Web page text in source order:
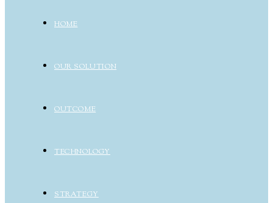
HOME
OUR SOLUTION
OUTCOME
TECHNOLOGY
STRATEGY